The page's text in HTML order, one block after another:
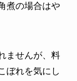
煮の場合はや
ませんが、料
ぼれを気にし